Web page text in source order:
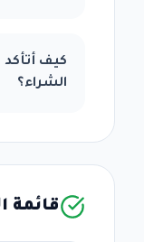
كيف
الشراء؟
قائمة